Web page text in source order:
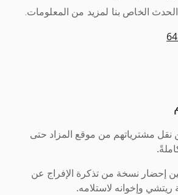
الخاص بنا لمزيد من المعلومات.
نقل مشترياتهم من موقع المزاد حتى
إحضار نسخة من تذكرة الإفراج عن
وإخوانه لاستلامه.